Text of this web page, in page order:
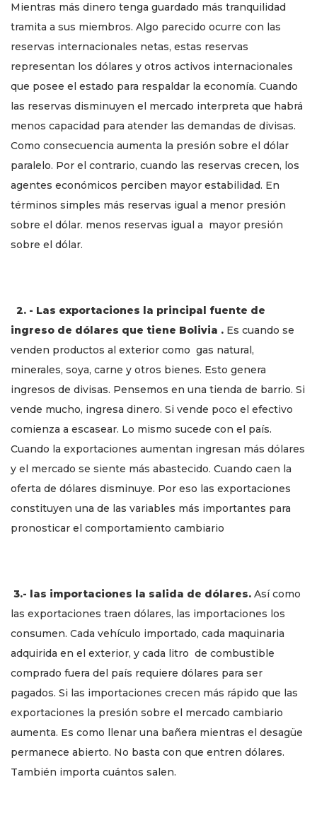
Mientras más dinero tenga guardado más tranquilidad
tramita a sus miembros. Algo parecido ocurre con las
reservas internacionales netas, estas reservas
representan los dólares y otros activos internacionales
que posee el estado para respaldar la economía. Cuando
las reservas disminuyen el mercado interpreta que habrá
menos capacidad para atender las demandas de divisas.
Como consecuencia aumenta la presión sobre el dólar
paralelo. Por el contrario, cuando las reservas crecen, los
agentes económicos perciben mayor estabilidad. En
términos simples más reservas igual a menor presión
sobre el dólar. menos reservas igual a mayor presión
sobre el dólar.
2. - Las exportaciones la principal fuente de
ingreso de dólares que tiene Bolivia . Es cuando se
venden productos al exterior como gas natural,
minerales, soya, carne y otros bienes. Esto genera
ingresos de divisas. Pensemos en una tienda de barrio. Si
vende mucho, ingresa dinero. Si vende poco el efectivo
comienza a escasear. Lo mismo sucede con el país.
Cuando la exportaciones aumentan ingresan más dólares
y el mercado se siente más abastecido. Cuando caen la
oferta de dólares disminuye. Por eso las exportaciones
constituyen una de las variables más importantes para
pronosticar el comportamiento cambiario
3.- las importaciones la salida de dólares. Así como
las exportaciones traen dólares, las importaciones los
consumen. Cada vehículo importado, cada maquinaria
adquirida en el exterior, y cada litro de combustible
comprado fuera del país requiere dólares para ser
pagados. Si las importaciones crecen más rápido que las
exportaciones la presión sobre el mercado cambiario
aumenta. Es como llenar una bañera mientras el desagüe
permanece abierto. No basta con que entren dólares.
También importa cuántos salen.